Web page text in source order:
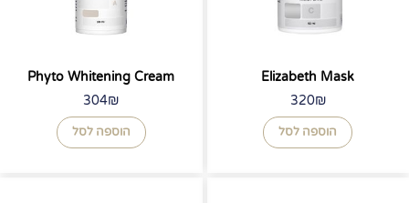
Elizabeth Mask
320₪
הוספה לסל
Phyto Whitening Cream
304₪
הוספה לסל